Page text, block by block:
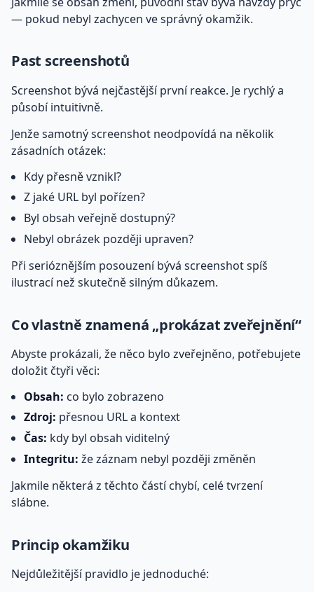
— pokud nebyl zachycen ve správný okamžik.
Past screenshotů
Screenshot bývá nejčastější první reakce. Je rychlý a
působí intuitivně.
Jenže samotný screenshot neodpovídá na několik
zásadních otázek:
Kdy přesně vznikl?
Z jaké URL byl pořízen?
Byl obsah veřejně dostupný?
Nebyl obrázek později upraven?
Při serióznějším posouzení bývá screenshot spíš
ilustrací než skutečně silným důkazem.
Co vlastně znamená „prokázat zveřejnění“
Abyste prokázali, že něco bylo zveřejněno, potřebujete
doložit čtyři věci:
Obsah: co bylo zobrazeno
Zdroj: přesnou URL a kontext
Čas: kdy byl obsah viditelný
Integritu: že záznam nebyl později změněn
Jakmile některá z těchto částí chybí, celé tvrzení
slábne.
Princip okamžiku
Nejdůležitější pravidlo je jednoduché: